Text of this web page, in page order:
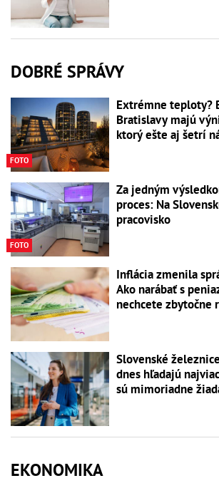
DOBRÉ SPRÁVY
FOTO
Extrémne teploty?
Bratislavy majú
ktorý ešte aj šetrí
FOTO
Za jedným
proces: Na
pracovisko
Inflácia zmenila
Ako narábať s
nechcete zbytočne
Slovenské
dnes hľadajú
sú mimoriadne
EKONOMIKA